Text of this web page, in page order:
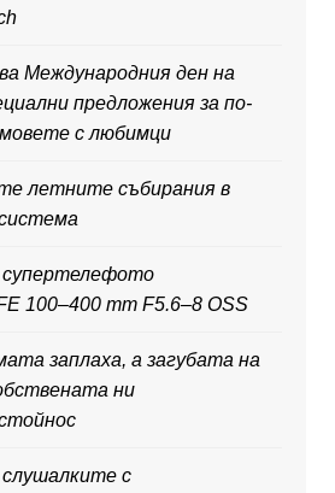
Международния ден на
предложения за по-
с любимци
летните събирания в
супертелефото
100–400 mm F5.6–8 OSS
заплаха, а загубата на
ни
с